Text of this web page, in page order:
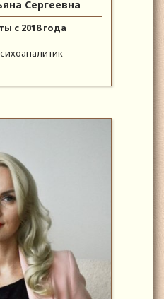
Сергеевна
с 2018 года